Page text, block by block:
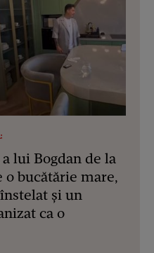
lui Bogdan de la
bucătărie mare,
și un
ca o